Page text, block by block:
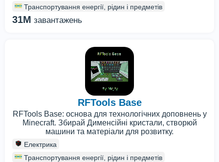
Транспортування енергії, рідин і предметів
31M завантажень
RFTools Base
RFTools Base: основа для технологічних доповнень у
Minecraft. Збирай Дименсійні кристали, створюй
машини та матеріали для розвитку.
Електрика
Транспортування енергії, рідин і предметів